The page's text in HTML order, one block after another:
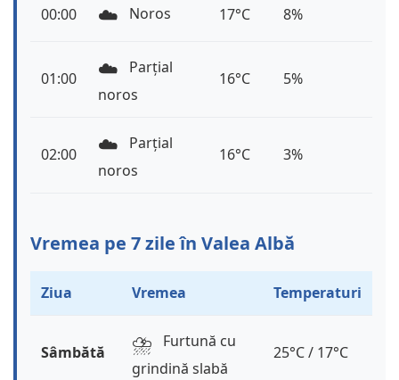
00:00 ☁️ Noros 17°C 8%
01:00 ☁️
Parțial
noros
16°C 5%
02:00 ☁️
Parțial
noros
16°C 3%
Vremea pe 7 zile în Valea Albă
Ziua Vremea Temperaturi
Sâmbătă ⛈️
Furtună cu
grindină slabă
25°C / 17°C